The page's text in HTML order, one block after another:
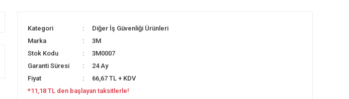
Kategori
Diğer İş Güvenliği Ürünleri
Marka
3M
Stok Kodu
3M0007
Garanti Süresi
24 Ay
Fiyat
66,67 TL + KDV
*11,18 TL den başlayan taksitlerle!